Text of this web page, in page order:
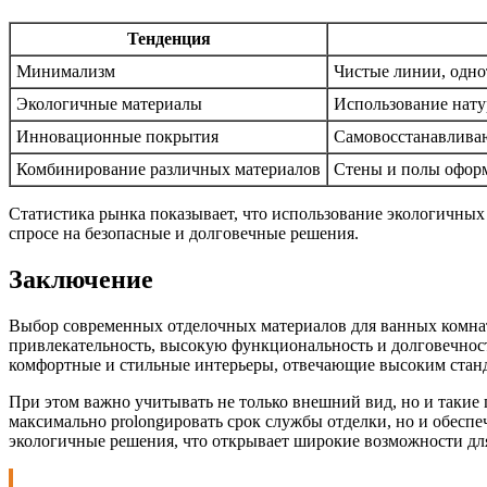
Тенденция
Минимализм
Чистые линии,
Экологичные материалы
Использование
Инновационные покрытия
Комбинирование различных материалов
Стены и полы
Статистика рынка показывает, что использование
спросе на безопасные и долговечные решения.
Заключение
Выбор современных отделочных материалов для ванных
привлекательность, высокую функциональность и
комфортные и стильные интерьеры, отвечающие высоким
При этом важно учитывать не только внешний вид, но и такие
максимально prolongировать срок службы отделки, но и
экологичные решения, что открывает широкие возможности